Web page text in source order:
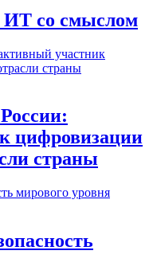
со смыслом
цифровизации
страны